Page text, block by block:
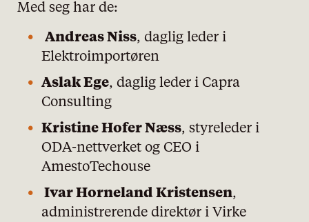
Med seg har de:
Andreas Niss, daglig leder i
Elektroimportøren
Aslak Ege, daglig leder i Capra
Consulting
Kristine Hofer Næss, styreleder i
ODA-nettverket og CEO i
AmestoTechouse
Ivar Horneland Kristensen,
administrerende direktør i Virke